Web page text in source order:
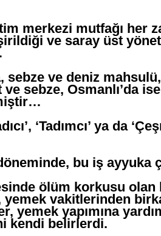
merkezi mutfağı her
ve saray üst
sebze ve deniz mahsulü,
sebze, Osmanlı’da ise
‘Tadımcı’ ya da
bu iş ayyuka
ölüm korkusu olan
vakitlerinden
yemek yapımına
kendi belirlerdi.